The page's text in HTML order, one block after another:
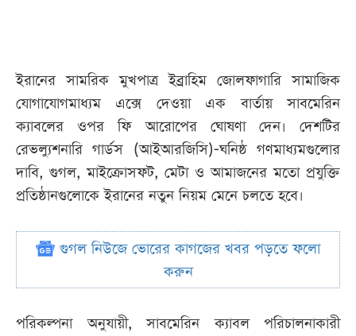
ইরানের সামরিক মুখপাত্র ইব্রাহিম জোলফাগারি সামাজিক
যোগাযোগমাধ্যম এক্সে দেওয়া এক বার্তায় সাবমেরিন
ক্যাবলের ওপর ফি আরোপের ঘোষণা দেন। দেশটির
রেভল্যুশনারি গার্ডস (আইআরজিসি)-ঘনিষ্ঠ গণমাধ্যমগুলোর
দাবি, গুগল, মাইক্রোসফট, মেটা ও আমাজনের মতো প্রযুক্তি
প্রতিষ্ঠানগুলোকে ইরানের নতুন নিয়ম মেনে চলতে হবে।
গুগল নিউজে ভোরের কাগজের খবর পড়তে ফলো
করুন
পরিকল্পনা অনুযায়ী, সাবমেরিন ক্যাবল পরিচালনাকারী